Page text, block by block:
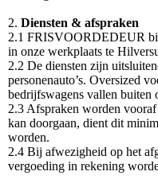
2. Diensten & afspraken
2.1 FRISVOORDEDEUR
in onze werkplaats te
2.2 De diensten zijn
personenauto’s. Oversized
bedrijfswagens vallen buiten
2.3 Afspraken worden
kan doorgaan, dient dit
worden.
2.4 Bij afwezigheid op het
vergoeding in rekening